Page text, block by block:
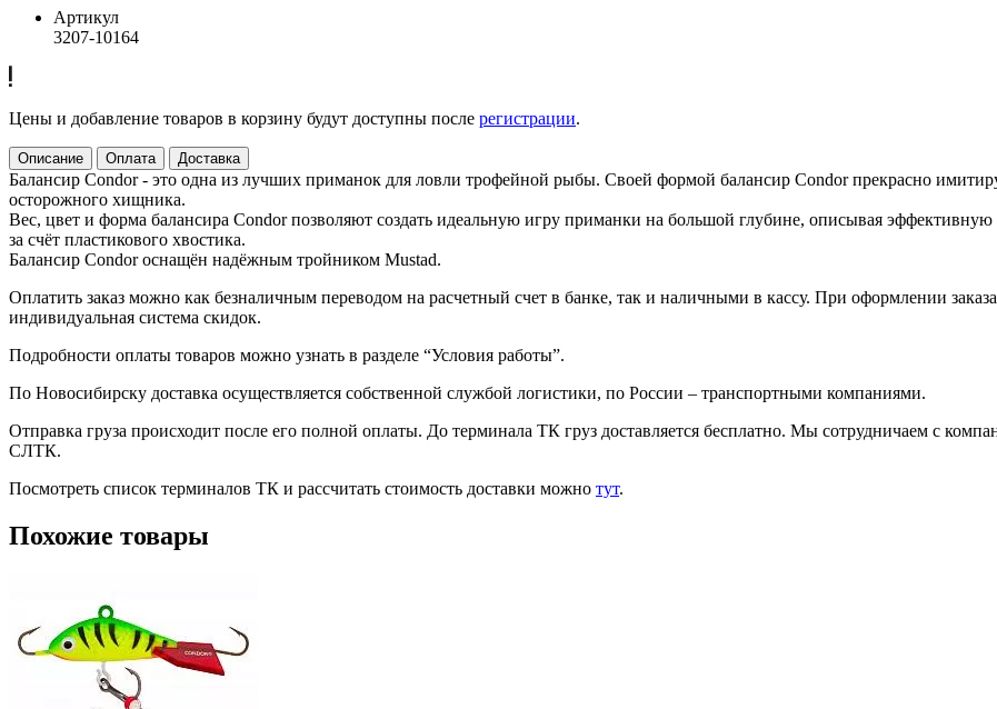
Артикул
3207-10164
Цены и добавление товаров в корзину будут доступны после регистрации.
Описание Оплата Доставка
Балансир Condor - это одна из лучших приманок для ловли трофейной рыбы. Своей формой балансир Condor прекрасно
осторожного хищника.
Вес, цвет и форма балансира Condor позволяют создать идеальную игру приманки на большой глубине, описывая
за счёт пластикового хвостика.
Балансир Condor оснащён надёжным тройником Mustad.
Оплатить заказ можно как безналичным переводом на расчетный счет в банке, так и наличными в кассу. При оформлении заказа
индивидуальная система скидок.
Подробности оплаты товаров можно узнать в разделе “Условия работы”.
По Новосибирску доставка осуществляется собственной службой логистики, по России – транспортными компаниями.
Отправка груза происходит после его полной оплаты. До терминала ТК груз доставляется бесплатно. Мы сотрудничаем с
СЛТК.
Посмотреть список терминалов ТК и рассчитать стоимость доставки можно тут.
Похожие товары